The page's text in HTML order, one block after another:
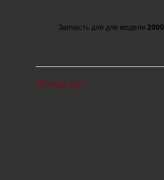
Запчасть для для модели 2000
Почему мы: